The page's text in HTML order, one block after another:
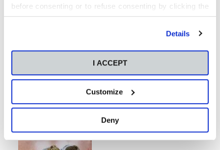
before consenting or to refuse consenting by clicking the
"Personalize" button. For more information you can visit
Details
I ACCEPT
Customize
Deny